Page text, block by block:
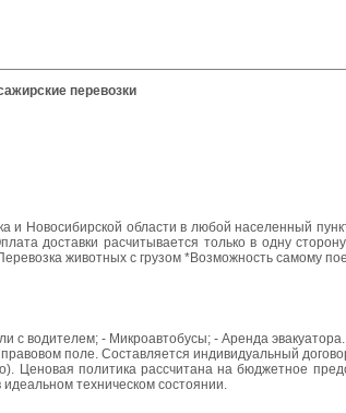
перевозки
Новосибирской области в любой населенный
доставки расчитывается только в одну
животных с грузом *Возможность самому
с водителем; - Микроавтобусы; - Аренда
поле. Составляется индивидуальный
Ценовая политика рассчитана на бюджетное
техническом состоянии.